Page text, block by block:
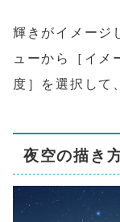
輝きがイメージ
ューから［イ
度］を選択して
夜空の描き